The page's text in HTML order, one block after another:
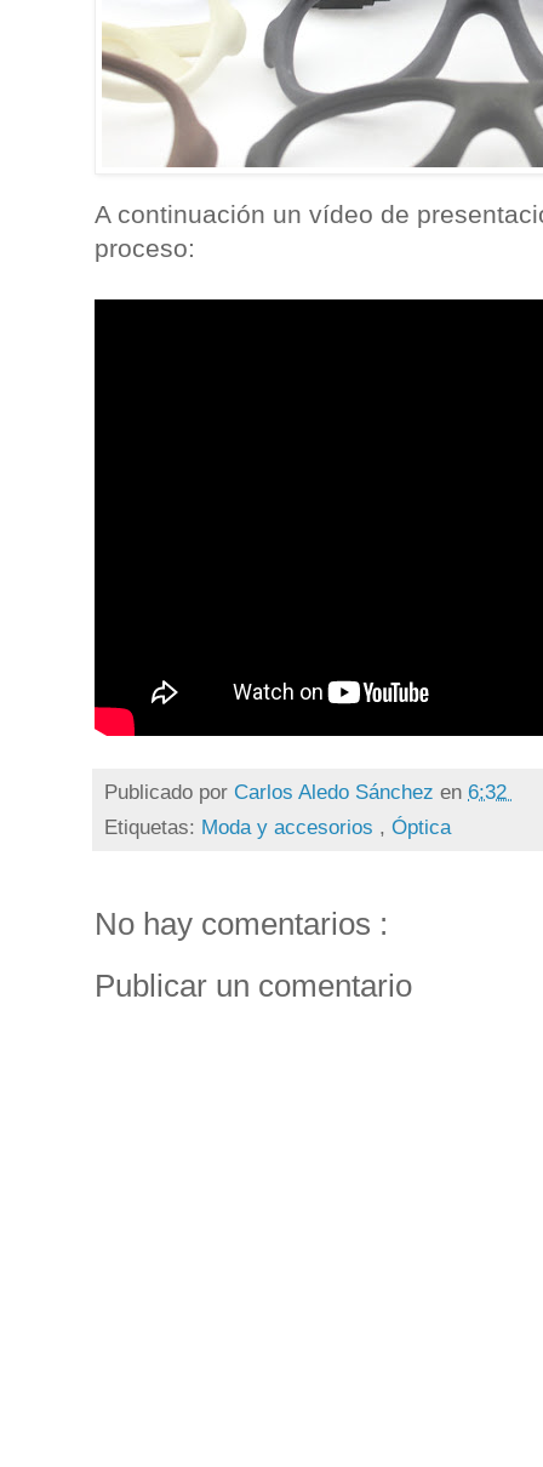
A continuación un vídeo de
proceso:
Publicado por Carlos Aledo Sánchez en 6:32
Etiquetas: Moda y accesorios , Óptica
No hay comentarios :
Publicar un comentario